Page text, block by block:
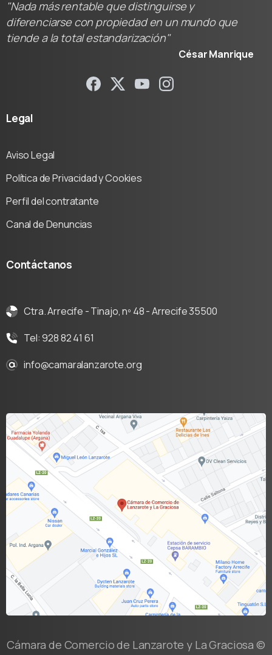
"Nada más rentable que distinguirse y
diferenciarse con propiedad en un mundo que
tiende a la total estandarización"
César Manrique
Legal
Aviso Legal
Política de Privacidad y Cookies
Perfil del contratante
Canal de Denuncias
Contáctanos
Ctra. Arrecife - Tinajo, nº 48 - Arrecife 35500
Tel: 928 82 41 61
info@camaralanzarote.org
Cámara de Comercio de Lanzarote y La Graciosa ©